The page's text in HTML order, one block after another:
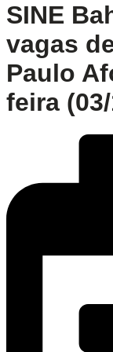
SINE
vagas
Paulo
feira